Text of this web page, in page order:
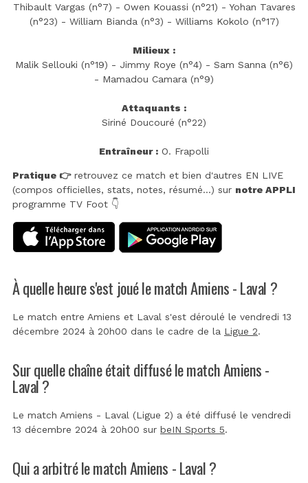
Thibault Vargas (n°7) - Owen Kouassi (n°21) - Yohan Tavares
(n°23) - William Bianda (n°3) - Williams Kokolo (n°17)
Milieux :
Malik Sellouki (n°19) - Jimmy Roye (n°4) - Sam Sanna (n°6)
- Mamadou Camara (n°9)
Attaquants :
Siriné Doucouré (n°22)
Entraîneur : O. Frapolli
Pratique 👉retrouvez ce match et bien d'autres EN LIVE
(compos officielles, stats, notes, résumé...) sur notre APPLI
programme TV Foot 👇
À quelle heure s'est joué le match Amiens - Laval ?
Le match entre Amiens et Laval s'est déroulé le vendredi 13
décembre 2024 à 20h00 dans le cadre de la Ligue 2.
Sur quelle chaîne était diffusé le match Amiens -
Laval ?
Le match Amiens - Laval (Ligue 2) a été diffusé le vendredi
13 décembre 2024 à 20h00 sur beIN Sports 5.
Qui a arbitré le match Amiens - Laval ?